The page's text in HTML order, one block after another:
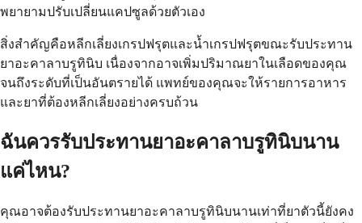
พยายามปรับเปลี่ยนแคปซูลด้วยตัวเอง
สิ่งสำคัญคือหลีกเลี่ยงเกรปฟรุตและน้ำเกรปฟรุตขณะรับประทาน
ยาอะคาลาบรูทินิบ เนื่องจากอาจเพิ่มปริมาณยาในเลือดของคุณ
จนถึงระดับที่เป็นอันตรายได้ แพทย์ของคุณจะให้รายการอาหาร
และยาที่ต้องหลีกเลี่ยงอย่างครบถ้วน
ฉันควรรับประทานยาอะคาลาบรูทินิบนาน
แค่ไหน?
คุณอาจต้องรับประทานยาอะคาลาบรูทินิบนานเท่าที่ยาตัวนี้ยังคง